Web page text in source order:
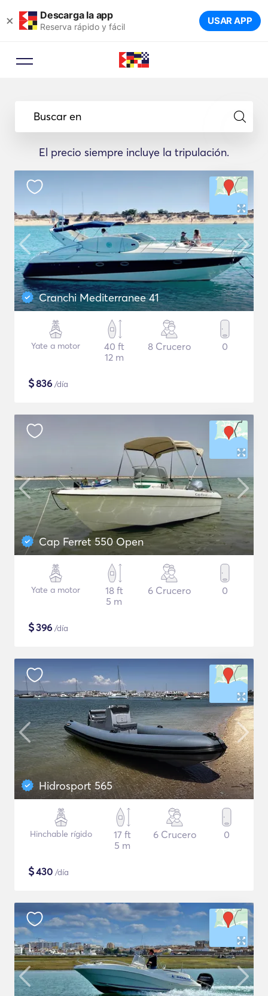
× Descarga la app
Reserva rápido y fácil USAR APP
Buscar en
El precio siempre incluye la tripulación.
Cranchi Mediterranee 41
Yate a motor
40 ft
12 m
8 Crucero 0
$836 /día
Cap Ferret 550 Open
Yate a motor
18 ft
5 m
6 Crucero 0
$396 /día
Hidrosport 565
Hinchable rígido
17 ft
5 m
6 Crucero 0
$430 /día